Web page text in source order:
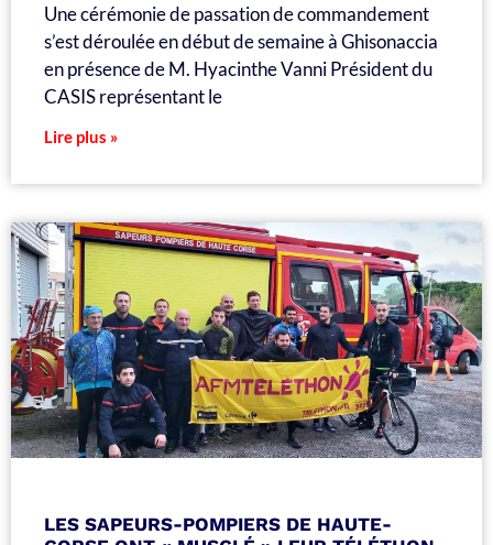
Une cérémonie de passation de commandement
s’est déroulée en début de semaine à Ghisonaccia
en présence de M. Hyacinthe Vanni Président du
CASIS représentant le
Lire plus »
LES SAPEURS-POMPIERS DE HAUTE-